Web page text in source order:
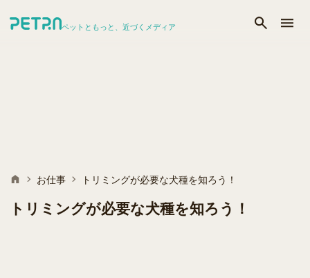
ペットともっと、近づくメディア
お仕事 トリミングが必要な犬種を知ろう！
トリミングが必要な犬種を知ろう！